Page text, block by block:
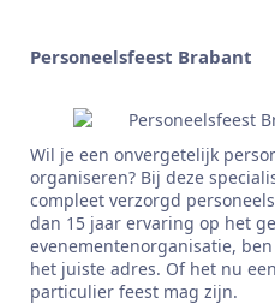
Personeelsfeest Brabant
Wil je een onvergetelijk
organiseren? Bij deze
compleet verzorgd
dan 15 jaar ervaring op het
evenementenorganisatie,
het juiste adres. Of het nu
particulier feest mag zijn.